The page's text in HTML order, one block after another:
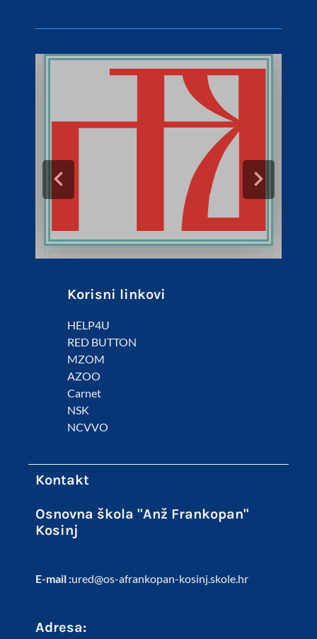
Korisni linkovi
HELP4U
RED BUTTON
MZOM
AZOO
Carnet
NSK
NCVVO
Kontakt
Osnovna škola "Anž Frankopan"
Kosinj
E-mail :ured@os-afrankopan-kosinj.skole.hr
Adresa: